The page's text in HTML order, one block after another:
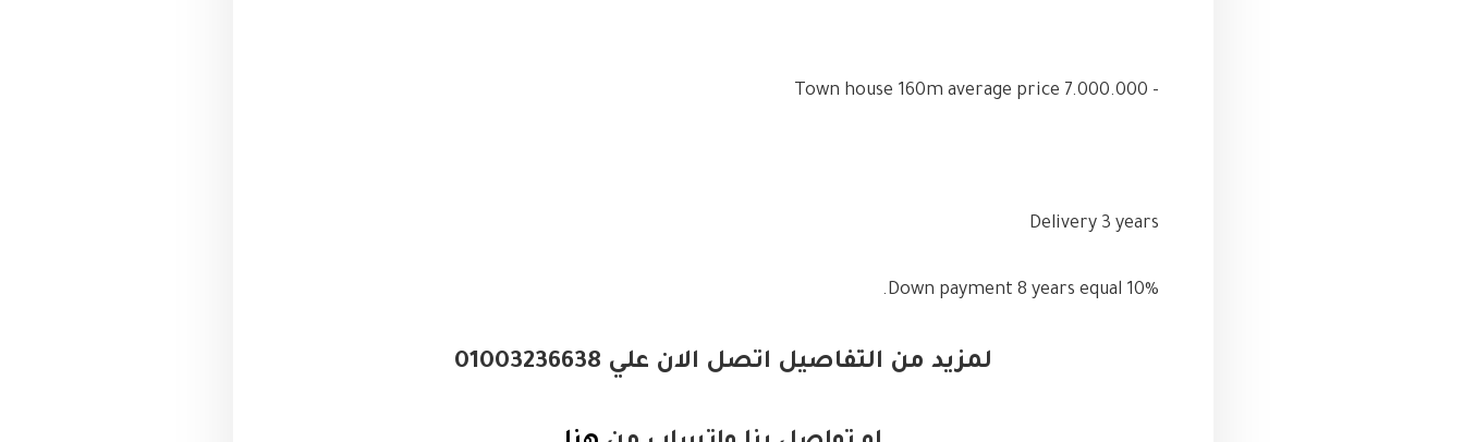
- Town house 160m average price 7.000.000
Delivery 3 years
10% Down payment 8 years equal.
لمزيد من التفاصيل اتصل الان علي 01003236638